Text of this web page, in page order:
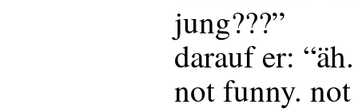
jung???”
darauf er:
not funny.